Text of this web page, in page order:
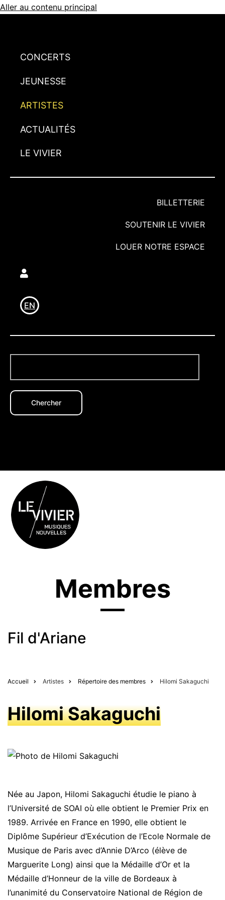
Aller au contenu principal
CONCERTS
JEUNESSE
ARTISTES
ACTUALITÉS
LE VIVIER
BILLETTERIE
SOUTENIR LE VIVIER
LOUER NOTRE ESPACE
Utilisateur
EN
Membres
Fil d'Ariane
Accueil Artistes Répertoire des membres Hilomi Sakaguchi
Hilomi Sakaguchi
Née au Japon, Hilomi Sakaguchi étudie le piano à
l’Université de SOAI où elle obtient le Premier Prix en
1989. Arrivée en France en 1990, elle obtient le
Diplôme Supérieur d’Exécution de l’Ecole Normale de
Musique de Paris avec d’Annie D’Arco (élève de
Marguerite Long) ainsi que la Médaille d’Or et la
Médaille d’Honneur de la ville de Bordeaux à
l’unanimité du Conservatoire National de Région de